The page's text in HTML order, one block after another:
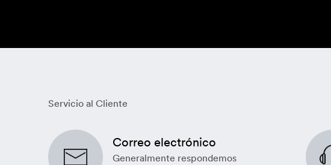
Servicio al Cliente
Correo electrónico
Generalmente respondemos